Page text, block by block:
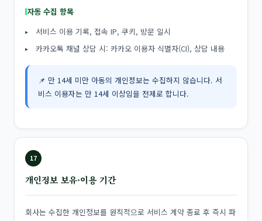
자동 수집 항목
서비스 이용 기록, 접속 IP, 쿠키, 방문 일시
카카오톡 채널 상담 시: 카카오 이용자 식별자(CI), 상담 내용
📌 만 14세 미만 아동의 개인정보는 수집하지 않습니다. 서
비스 이용자는 만 14세 이상임을 전제로 합니다.
17
개인정보 보유·이용 기간
회사는 수집한 개인정보를 원칙적으로 서비스 계약 종료 후 즉시 파